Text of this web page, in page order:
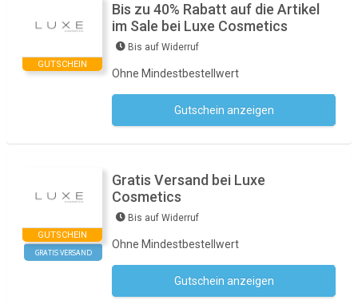
GUTSCHEIN
Bis zu 40% Rabatt auf die Artikel
im Sale bei Luxe Cosmetics
Bis auf Widerruf
Ohne Mindestbestellwert
Gutschein anzeigen
GUTSCHEIN
GRATIS VERSAND
Gratis Versand bei Luxe
Cosmetics
Bis auf Widerruf
Ohne Mindestbestellwert
Gutschein anzeigen